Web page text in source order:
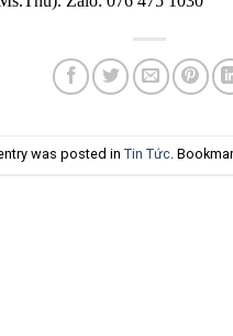
was posted inTin Tức.